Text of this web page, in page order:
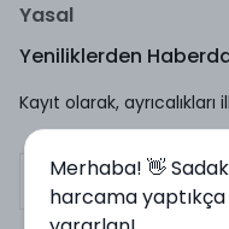
Yasal
Yeniliklerden
Kayıt olarak, ayrıcalıkları
Merhaba! 👋
harcama